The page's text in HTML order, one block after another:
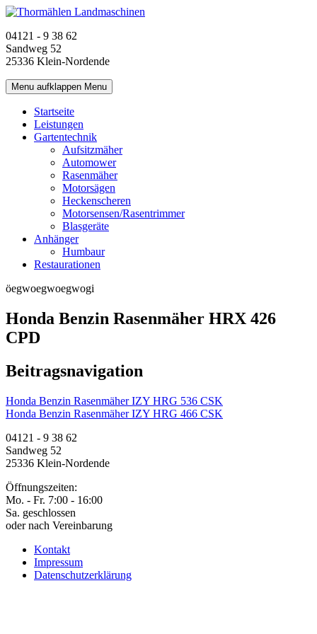
04121 - 9 38 62
Sandweg 52
25336 Klein-Nordende
Menu aufklappen Menu
Startseite
Leistungen
Gartentechnik
Aufsitzmäher
Automower
Rasenmäher
Motorsägen
Heckenscheren
Motorsensen/Rasentrimmer
Blasgeräte
Anhänger
Humbaur
Restaurationen
öegwoegwoegwogi
Honda Benzin Rasenmäher HRX 426
CPD
Beitragsnavigation
Honda Benzin Rasenmäher IZY HRG 536 CSK
Honda Benzin Rasenmäher IZY HRG 466 CSK
04121 - 9 38 62
Sandweg 52
25336 Klein-Nordende
Öffnungszeiten:
Mo. - Fr. 7:00 - 16:00
Sa. geschlossen
oder nach Vereinbarung
Kontakt
Impressum
Datenschutzerklärung